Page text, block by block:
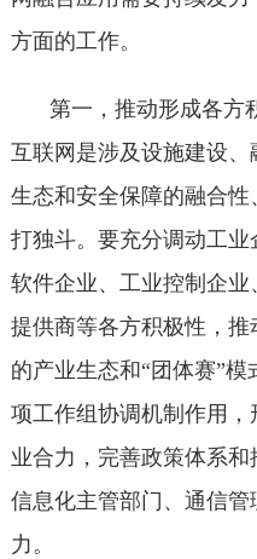
方面的工作。
第一，推动形成各方
互联网是涉及设施建设
生态和安全保障的融合
打独斗。要充分调动工
软件企业、工业控制企
提供商等各方积极性，
的产业生态和“团体赛”
项工作组协调机制作用
业合力，完善政策体系
信息化主管部门、通信
力。